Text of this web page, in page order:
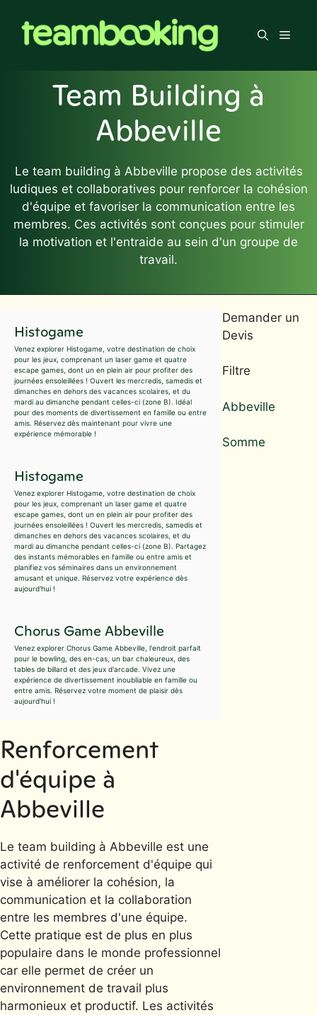
contenu
Menu
Team Building à
Abbeville
Le team building à Abbeville propose des activités
ludiques et collaboratives pour renforcer la cohésion
d'équipe et favoriser la communication entre les
membres. Ces activités sont conçues pour stimuler
la motivation et l'entraide au sein d'un groupe de
travail.
Histogame
Venez explorer Histogame, votre destination de choix
pour les jeux, comprenant un laser game et quatre
escape games, dont un en plein air pour profiter des
journées ensoleillées ! Ouvert les mercredis, samedis et
dimanches en dehors des vacances scolaires, et du
mardi au dimanche pendant celles-ci (zone B). Idéal
pour des moments de divertissement en famille ou entre
amis. Réservez dès maintenant pour vivre une
expérience mémorable !
Histogame
Venez explorer Histogame, votre destination de choix
pour les jeux, comprenant un laser game et quatre
escape games, dont un en plein air pour profiter des
journées ensoleillées ! Ouvert les mercredis, samedis et
dimanches en dehors des vacances scolaires, et du
mardi au dimanche pendant celles-ci (zone B). Partagez
des instants mémorables en famille ou entre amis et
planifiez vos séminaires dans un environnement
amusant et unique. Réservez votre expérience dès
aujourd'hui !
Chorus Game Abbeville
Venez explorer Chorus Game Abbeville, l'endroit parfait
pour le bowling, des en-cas, un bar chaleureux, des
tables de billard et des jeux d'arcade. Vivez une
expérience de divertissement inoubliable en famille ou
entre amis. Réservez votre moment de plaisir dès
aujourd'hui !
Renforcement
d'équipe à
Abbeville
Le team building à Abbeville est une
activité de renforcement d'équipe qui
vise à améliorer la cohésion, la
communication et la collaboration
entre les membres d'une équipe.
Cette pratique est de plus en plus
populaire dans le monde professionnel
car elle permet de créer un
environnement de travail plus
harmonieux et productif. Les activités
Demander un
Devis
Filtre
Abbeville
Somme